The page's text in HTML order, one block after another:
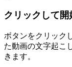
クリックして開
ボタンをクリック
た動画の文字起こ
きます。